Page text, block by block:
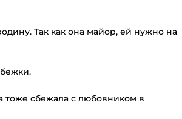
Так как она майор, ей нужно на
тоже сбежала с любовником в